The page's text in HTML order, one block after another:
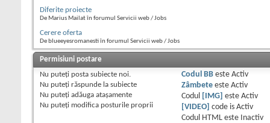
Diferite proiecte
De Marius Mailat în forumul Servicii web / Jobs
Cerere oferta
De blueeyesromanesti în forumul Servicii web / Jobs
Permisiuni postare
Nu puteţi posta subiecte noi.
Nu puteţi răspunde la subiecte
Nu puteţi adăuga ataşamente
Nu puteţi modifica posturile proprii
Codul BBeste Activ
Zâmbeteeste Activ
Codul
[IMG] este Activ
[VIDEO]
code is Activ
Codul HTML este
Inactiv